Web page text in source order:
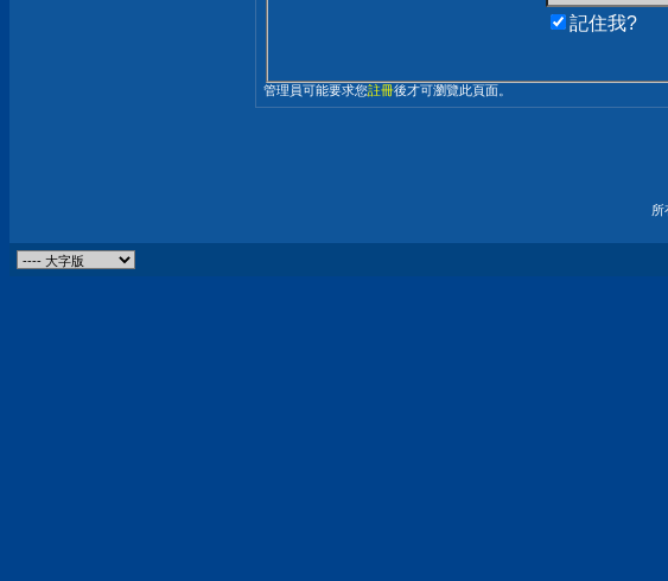
記住我?
管理員可能要求您註冊後才可瀏覽此頁面。
所